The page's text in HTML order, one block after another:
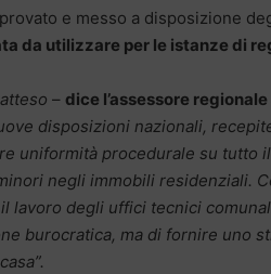
e messo a disposizione
da utilizzare per le istanze di
– dice l’assessore
disposizioni nazionali,
uniformità procedurale su tutto
negli immobili residenziali.
lavoro degli uffici tecnici
burocratica, ma di fornire uno